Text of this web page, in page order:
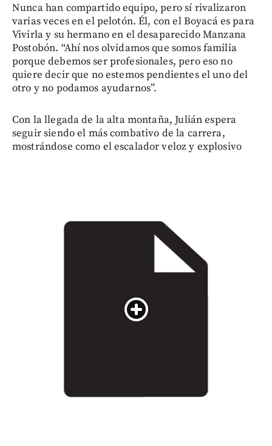
Nunca han compartido equipo, pero sí rivalizaron
varias veces en el pelotón. Él, con el Boyacá es para
Vivirla y su hermano en el desaparecido Manzana
Postobón. “Ahí nos olvidamos que somos familia
porque debemos ser profesionales, pero eso no
quiere decir que no estemos pendientes el uno del
otro y no podamos ayudarnos”.
Con la llegada de la alta montaña, Julián espera
seguir siendo el más combativo de la carrera,
mostrándose como el escalador veloz y explosivo